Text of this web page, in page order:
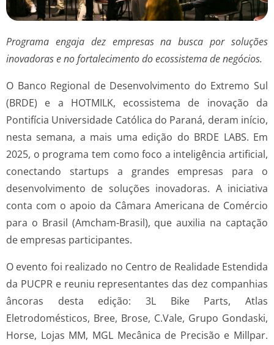
Programa engaja dez empresas na busca por soluções
inovadoras e no fortalecimento do ecossistema de negócios.
O Banco Regional de Desenvolvimento do Extremo Sul
(BRDE) e a HOTMILK, ecossistema de inovação da
Pontifícia Universidade Católica do Paraná, deram início,
nesta semana, a mais uma edição do BRDE LABS. Em
2025, o programa tem como foco a inteligência artificial,
conectando startups a grandes empresas para o
desenvolvimento de soluções inovadoras. A iniciativa
conta com o apoio da Câmara Americana de Comércio
para o Brasil (Amcham-Brasil), que auxilia na captação
de empresas participantes.
O evento foi realizado no Centro de Realidade Estendida
da PUCPR e reuniu representantes das dez companhias
âncoras desta edição: 3L Bike Parts, Atlas
Eletrodomésticos, Bree, Brose, C.Vale, Grupo Gondaski,
Horse, Lojas MM, MGL Mecânica de Precisão e Millpar.